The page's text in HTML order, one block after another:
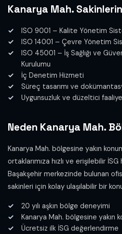
Kanarya Mah.
ISO 9001 – Kalite Yönetim
ISO 14001 – Çevre Yönetim
ISO 45001 – İş Sağlığı ve
Kurulumu
İç Denetim Hizmeti
Süreç tasarımı ve
Uygunsuzluk ve düzeltici
Neden Kanarya Mah.
Kanarya Mah. bölgesine yakın
ortaklarımıza hızlı ve erişilebilir
Başakşehir merkezinde bulunan
sakinleri için kolay ulaşılabilir bir
20 yılı aşkın bölge deneyimi
Kanarya Mah. bölgesine yakın
Ücretsiz ilk İSG değerlendirme